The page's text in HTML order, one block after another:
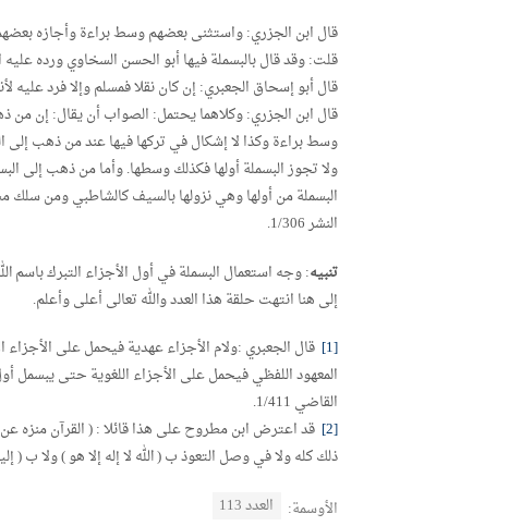
قال ابن الجزري: واستثنى بعضهم وسط براءة وأجازه
قلت: وقد قال بالبسملة فيها أبو الحسن السخاوي ورده عليه
قال أبو إسحاق الجعبري: إن كان نقلا فمسلم وإلا فرد عليه
قال ابن الجزري: وكلاهما يحتمل: الصواب أن يقال: إن من
وسط براءة وكذا لا إشكال في تركها فيها عند من ذهب إلى
ولا تجوز البسملة أولها فكذلك وسطها. وأما من ذهب إلى
البسملة من أولها وهي نزولها بالسيف كالشاطبي ومن سلك
النشر 1/306.
تنبيه: وجه استعمال البسملة في أول الأجزاء التبرك باسم
إلى هنا انتهت حلقة هذا العدد والله تعالى أعلى وأعلم.
[1]
قال الجعبري :ولام الأجزاء عهدية فيحمل على
المعهود اللفظي فيحمل على الأجزاء اللغوية حتى يبسمل
القاضي 1/411.
[2]
قد اعترض ابن مطروح على هذا قائلا : ( القرآن منزه عن
ذلك كله ولا في وصل التعوذ ب ( الله لا إله إلا هو ) ولا ب (
الأوسمة: العدد 113